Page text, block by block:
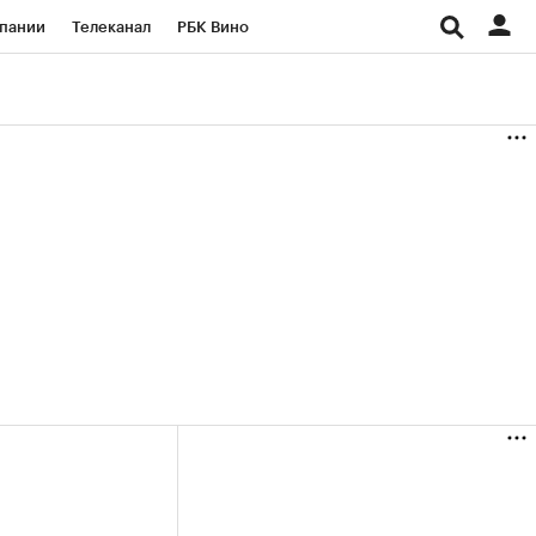
Телеканал РБК Вино